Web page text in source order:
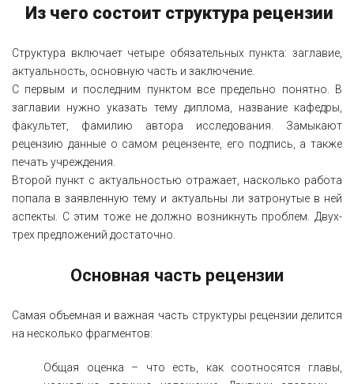
Из чего состоит структура рецензии
Структура включает четыре обязательных пункта: заглавие,
актуальность, основную часть и заключение.
С первым и последним пунктом все предельно понятно. В
заглавии нужно указать тему диплома, название кафедры,
факультет, фамилию автора исследования. Замыкают
рецензию данные о самом рецензенте, его подпись, а также
печать учреждения.
Второй пункт с актуальностью отражает, насколько работа
попала в заявленную тему и актуальны ли затронутые в ней
аспекты. С этим тоже не должно возникнуть проблем. Двух-
трех предложений достаточно.
Основная часть рецензии
Самая объемная и важная часть структуры рецензии делится
на несколько фрагментов:
Общая оценка – что есть, как соотносятся главы,